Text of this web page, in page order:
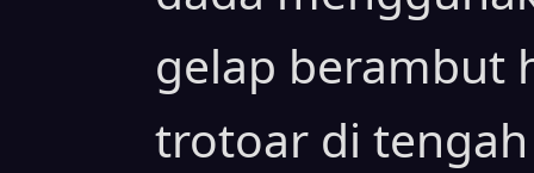
gelap berambut
trotoar di